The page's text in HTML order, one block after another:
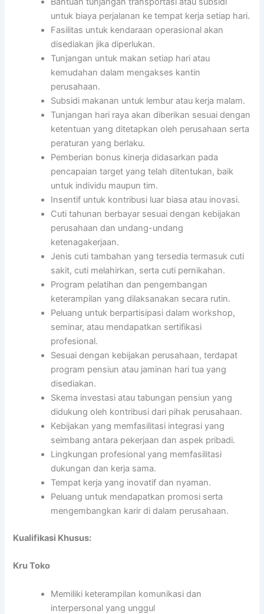
untuk biaya perjalanan ke tempat kerja setiap hari.
Fasilitas untuk kendaraan operasional akan
disediakan jika diperlukan.
Tunjangan untuk makan setiap hari atau
kemudahan dalam mengakses kantin
perusahaan.
Subsidi makanan untuk lembur atau kerja malam.
Tunjangan hari raya akan diberikan sesuai dengan
ketentuan yang ditetapkan oleh perusahaan serta
peraturan yang berlaku.
Pemberian bonus kinerja didasarkan pada
pencapaian target yang telah ditentukan, baik
untuk individu maupun tim.
Insentif untuk kontribusi luar biasa atau inovasi.
Cuti tahunan berbayar sesuai dengan kebijakan
perusahaan dan undang-undang
ketenagakerjaan.
Jenis cuti tambahan yang tersedia termasuk cuti
sakit, cuti melahirkan, serta cuti pernikahan.
Program pelatihan dan pengembangan
keterampilan yang dilaksanakan secara rutin.
Peluang untuk berpartisipasi dalam workshop,
seminar, atau mendapatkan sertifikasi
profesional.
Sesuai dengan kebijakan perusahaan, terdapat
program pensiun atau jaminan hari tua yang
disediakan.
Skema investasi atau tabungan pensiun yang
didukung oleh kontribusi dari pihak perusahaan.
Kebijakan yang memfasilitasi integrasi yang
seimbang antara pekerjaan dan aspek pribadi.
Lingkungan profesional yang memfasilitasi
dukungan dan kerja sama.
Tempat kerja yang inovatif dan nyaman.
Peluang untuk mendapatkan promosi serta
mengembangkan karir di dalam perusahaan.
Kualifikasi Khusus:
Kru Toko
Memiliki keterampilan komunikasi dan
interpersonal yang unggul